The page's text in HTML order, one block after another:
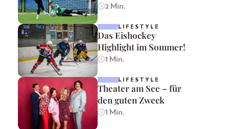
2 Min.
LIFESTYLE
Das Eishockey
Highlight im Sommer!
1 Min.
LIFESTYLE
Theater am See – für
den guten Zweck
1 Min.